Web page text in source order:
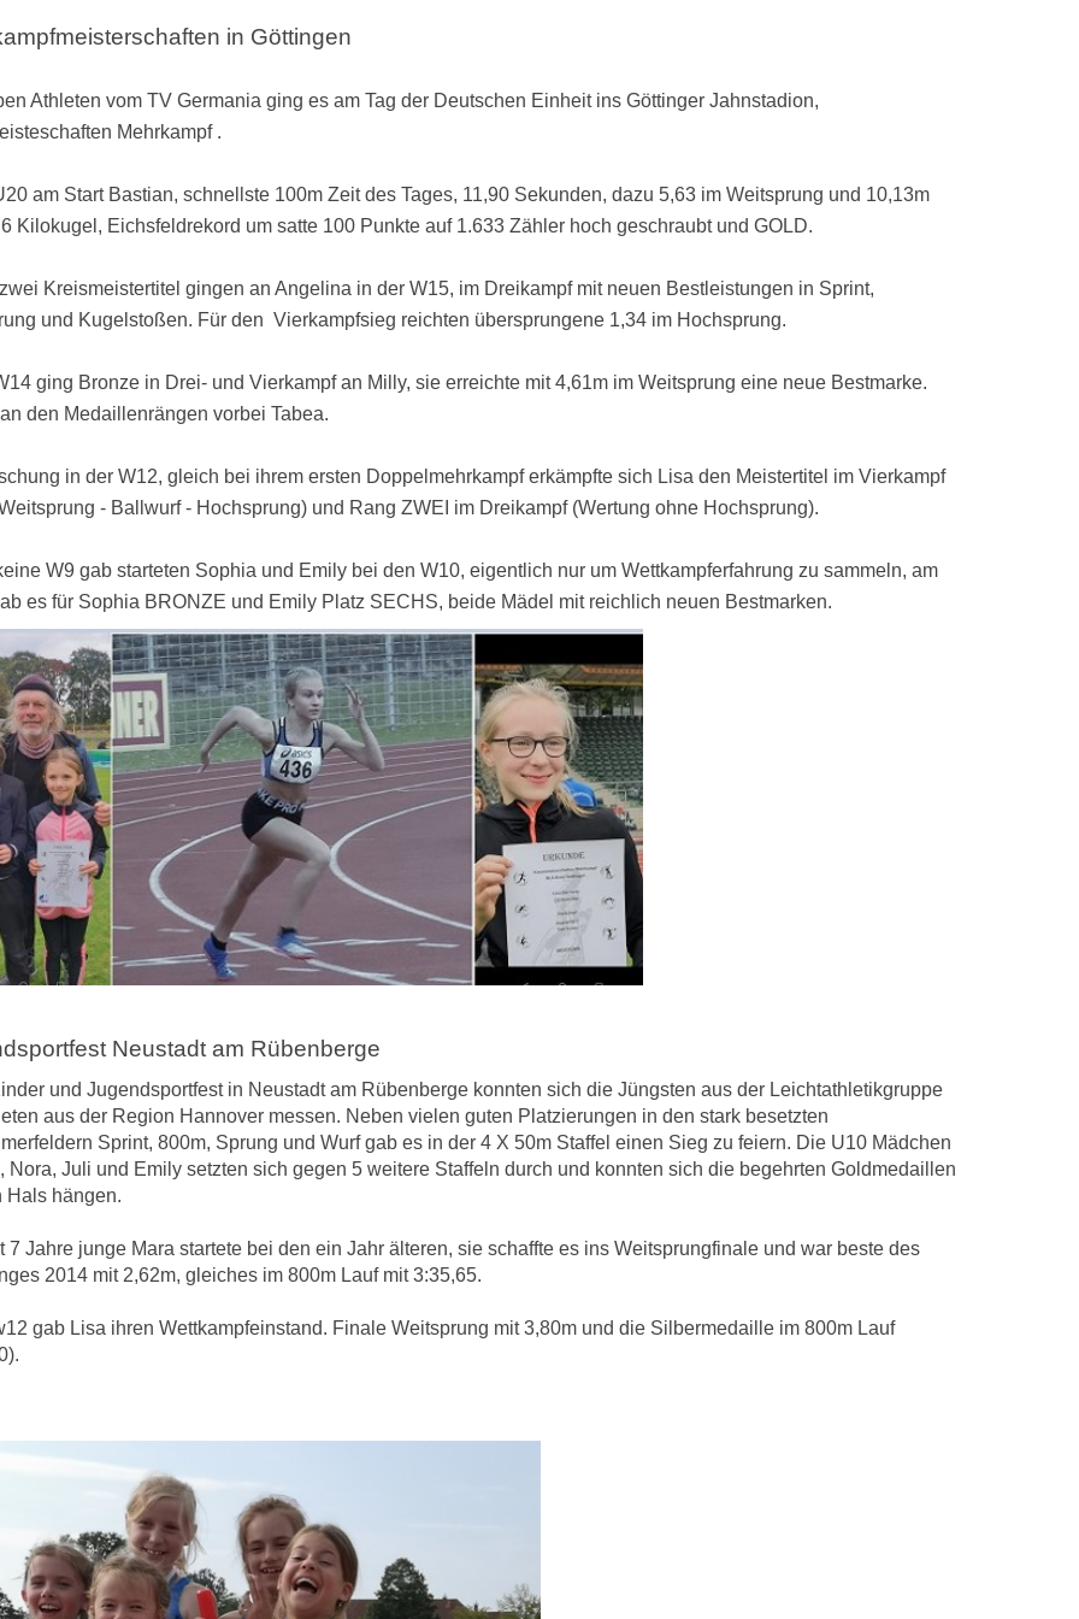
in Göttingen
Athleten vom TV Germania ging es am Tag der Deutschen Einheit ins Göttinger Jahnstadion,
Mehrkampf .
am Start Bastian, schnellste 100m Zeit des Tages, 11,90 Sekunden, dazu 5,63 im Weitsprung und 10,13m
Kilokugel, Eichsfeldrekord um satte 100 Punkte auf 1.633 Zähler hoch geschraubt und GOLD.
Kreismeistertitel gingen an Angelina in der W15, im Dreikampf mit neuen Bestleistungen in Sprint,
und Kugelstoßen. Für den Vierkampfsieg reichten übersprungene 1,34 im Hochsprung.
ging Bronze in Drei- und Vierkampf an Milly, sie erreichte mit 4,61m im Weitsprung eine neue Bestmarke.
den Medaillenrängen vorbei Tabea.
in der W12, gleich bei ihrem ersten Doppelmehrkampf erkämpfte sich Lisa den Meistertitel im Vierkampf
- Ballwurf - Hochsprung) und Rang ZWEI im Dreikampf (Wertung ohne Hochsprung).
W9 gab starteten Sophia und Emily bei den W10, eigentlich nur um Wettkampferfahrung zu sammeln, am
es für Sophia BRONZE und Emily Platz SECHS, beide Mädel mit reichlich neuen Bestmarken.
Neustadt am Rübenberge
und Jugendsportfest in Neustadt am Rübenberge konnten sich die Jüngsten aus der Leichtathletikgruppe
aus der Region Hannover messen. Neben vielen guten Platzierungen in den stark besetzten
Sprint, 800m, Sprung und Wurf gab es in der 4 X 50m Staffel einen Sieg zu feiern. Die U10 Mädchen
Nora, Juli und Emily setzten sich gegen 5 weitere Staffeln durch und konnten sich die begehrten Goldmedaillen
Hals hängen.
7 Jahre junge Mara startete bei den ein Jahr älteren, sie schaffte es ins Weitsprungfinale und war beste des
2014 mit 2,62m, gleiches im 800m Lauf mit 3:35,65.
gab Lisa ihren Wettkampfeinstand. Finale Weitsprung mit 3,80m und die Silbermedaille im 800m Lauf